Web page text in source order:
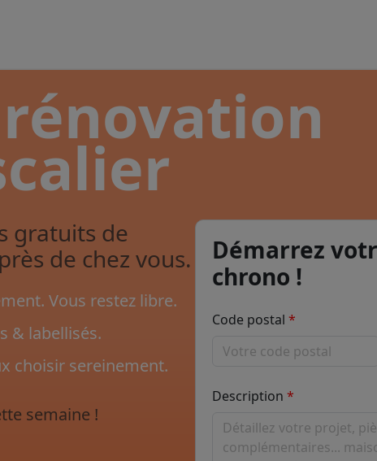
gratuits de
de chez vous.
Vous restez libre.
& labellisés.
choisir sereinement.
semaine !
Démarrez
chrono !
Code postal
Description